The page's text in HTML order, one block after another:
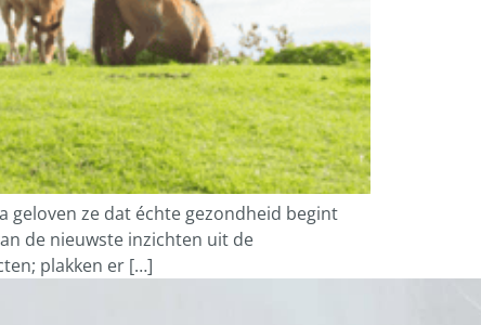
geloven ze dat échte gezondheid begint
de nieuwste inzichten uit de
plakken er […]